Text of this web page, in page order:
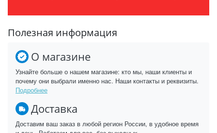
Полезная информация
О магазине
Узнайте больше о нашем магазине: кто мы, наши клиенты и
почему они выбрали именно нас. Наши контакты и реквизиты.
Подробнее
Доставка
Доставим ваш заказ в любой регион России, в удобное время